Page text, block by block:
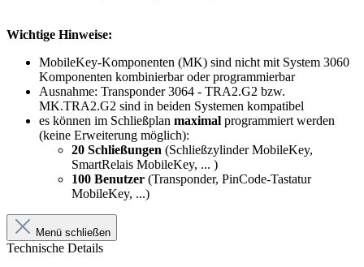
Wichtige Hinweise:
MobileKey-Komponenten (MK) sind nicht mit System 3060
Komponenten kombinierbar oder programmierbar
Ausnahme: Transponder 3064 - TRA2.G2 bzw.
MK.TRA2.G2 sind in beiden Systemen kompatibel
es können im Schließplan maximal programmiert werden
(keine Erweiterung möglich):
20 Schließungen (Schließzylinder MobileKey,
SmartRelais MobileKey, ... )
100 Benutzer (Transponder, PinCode-Tastatur
MobileKey, ...)
Menü schließen
Technische Details